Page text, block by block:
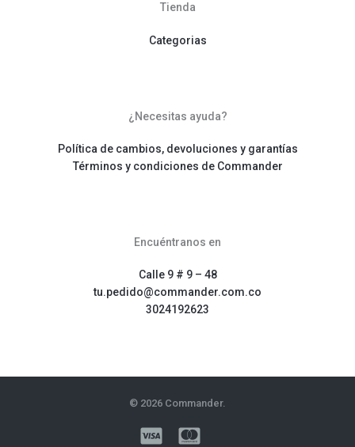
Tienda
Categorias
¿Necesitas ayuda?
Política de cambios, devoluciones y garantías
Términos y condiciones de Commander
Encuéntranos en
Calle 9 # 9 – 48
tu.pedido@commander.com.co
3024192623
© 2026 Commander.